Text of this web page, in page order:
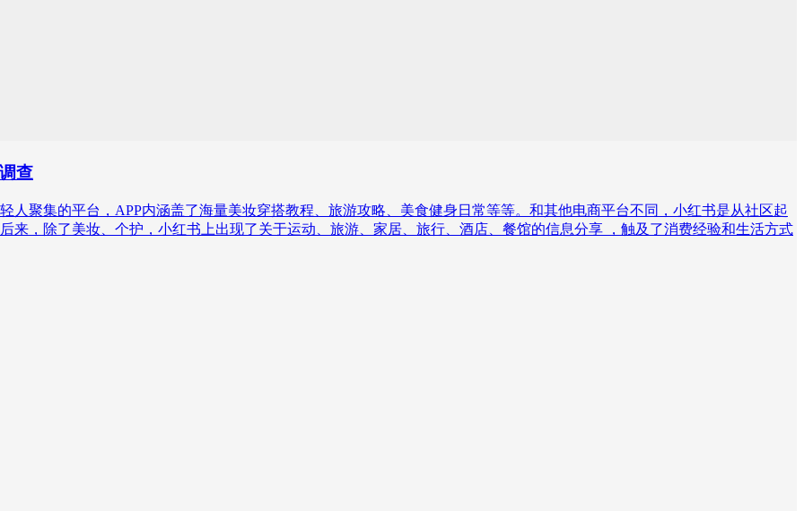
查
人聚集的平台，APP内涵盖了海量美妆穿搭教程、旅游攻略、美食健身日常等等。和其他电商平台不同，小红书是从社区起
来，除了美妆、个护，小红书上出现了关于运动、旅游、家居、旅行、酒店、餐馆的信息分享 ，触及了消费经验和生活方式